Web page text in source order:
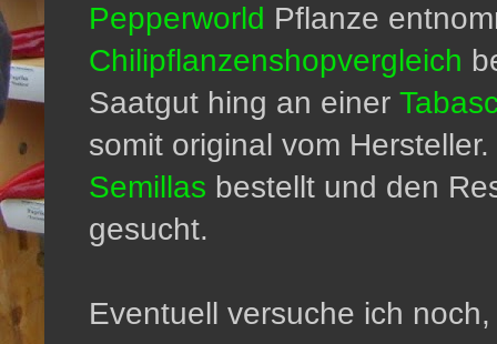
Pepperworld Pflanze
Chilipflanzenshopvergleich
Saatgut hing an einer
somit original vom
Semillas bestellt und den
gesucht.
Eventuell versuche ich